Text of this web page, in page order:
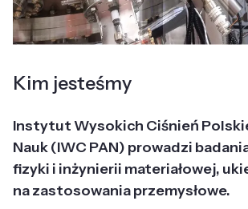
Kim jesteśmy
Instytut Wysokich Ciśnień
Nauk (IWC PAN) prowadzi
fizyki i inżynierii materiałowej,
na zastosowania przemysłowe.